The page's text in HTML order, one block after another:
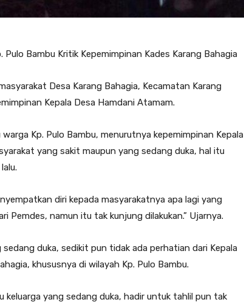
Pulo Bambu Kritik Kepemimpinan Kades Karang Bahagia
Desa Karang Bahagia, Kecamatan Karang
Kepala Desa Hamdani Atamam.
Kp. Pulo Bambu, menurutnya kepemimpinan Kepala
yang sakit maupun yang sedang duka, hal itu
diri kepada masyarakatnya apa lagi yang
Pemdes, namun itu tak kunjung dilakukan.” Ujarnya.
duka, sedikit pun tidak ada perhatian dari Kepala
khususnya di wilayah Kp. Pulo Bambu.
yang sedang duka, hadir untuk tahlil pun tak